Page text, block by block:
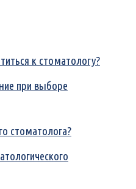
к стоматологу?
при выборе
стоматолога?